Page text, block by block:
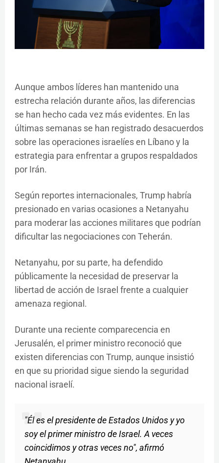
Aunque ambos líderes han mantenido una
estrecha relación durante años, las diferencias
se han hecho cada vez más evidentes. En las
últimas semanas se han registrado desacuerdos
sobre las operaciones israelíes en Líbano y la
estrategia para enfrentar a grupos respaldados
por Irán.
Según reportes internacionales, Trump habría
presionado en varias ocasiones a Netanyahu
para moderar las acciones militares que podrían
dificultar las negociaciones con Teherán.
Netanyahu, por su parte, ha defendido
públicamente la necesidad de preservar la
libertad de acción de Israel frente a cualquier
amenaza regional.
Durante una reciente comparecencia en
Jerusalén, el primer ministro reconoció que
existen diferencias con Trump, aunque insistió
en que su prioridad sigue siendo la seguridad
nacional israelí.
"Él es el presidente de Estados Unidos y yo
soy el primer ministro de Israel. A veces
coincidimos y otras veces no", afirmó